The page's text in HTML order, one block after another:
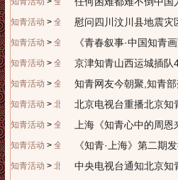
知青活动 > 全国知青慰问四川汶川县地震灾
知青活动 > 全国知青《青春叙事·中国知青
知青活动 > 全国知青京津知青山西运城插队
知青活动 > 全国知青知青网友今朝聚,知青
知青活动 > 北京知青北京电视台重播北京知
知青活动 > 全国知青上海《知青心中的周
知青活动 > 全国知青《知青·上海》第二期
知青活动 > 北京知青中央电视台通知北京知